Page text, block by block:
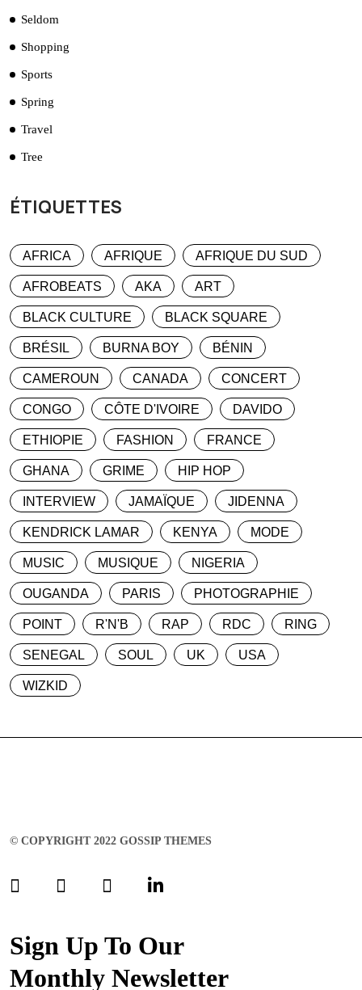
Seldom
Shopping
Sports
Spring
Travel
Tree
ÉTIQUETTES
AFRICA AFRIQUE AFRIQUE DU SUD
AFROBEATS AKA ART
BLACK CULTURE BLACK SQUARE
BRÉSIL BURNA BOY BÉNIN
CAMEROUN CANADA CONCERT
CONGO CÔTE D'IVOIRE DAVIDO
ETHIOPIE FASHION FRANCE
GHANA GRIME HIP HOP
INTERVIEW JAMAÏQUE JIDENNA
KENDRICK LAMAR KENYA MODE
MUSIC MUSIQUE NIGERIA
OUGANDA PARIS PHOTOGRAPHIE
POINT R'N'B RAP RDC RING
SENEGAL SOUL UK USA
WIZKID
© COPYRIGHT 2022 GOSSIP THEMES
Sign Up To Our
Monthly Newsletter